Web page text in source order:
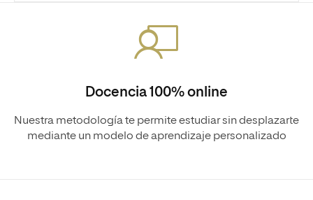
Docencia 100% online
Nuestra metodología te permite estudiar sin desplazarte
mediante un modelo de aprendizaje personalizado